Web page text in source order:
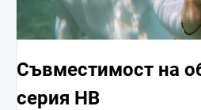
Съвместимост на
серия HB